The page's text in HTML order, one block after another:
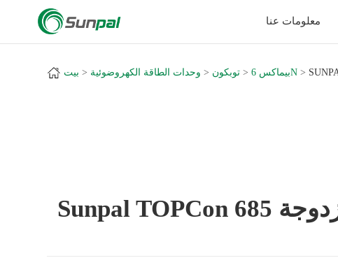
معلومات عنا
بيت وحدات الطاقة الكهروضوئية توبكون بيماكس 6N